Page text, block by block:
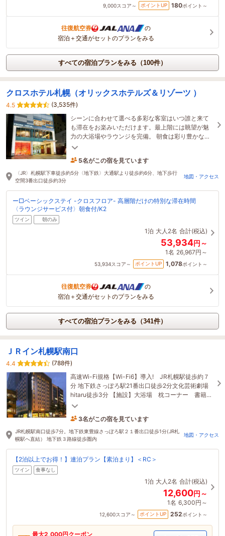
9,000スコア～ ポイントUP 180ポイント～
往復航空券
の
宿泊＋交通がセットのプランをみる
すべての宿泊プランをみる（100件）
クロスホテル札幌（オリックスホテルズ＆リゾーツ ）
4.5
(3,535件)
シーンに合わせて選べる多彩な客室はいつ誰と来て
も滞在をお楽みいただけます。最上階には眺望が魅
力の大浴場やラウンジを完備。 朝食は彩り豊かな野
菜と、和洋食を中心とした約60品が揃うビュッフ
5名がこの宿を見ています
3時間前に予約されました
〈JR〉札幌駅下車徒歩約5分〈地下鉄〉大通駅より徒歩約6分、地下歩行
空間3番出口徒歩約3分
地図・アクセス
ー□ベーシックステイ -クロスフロア- 高層階だけの特別な滞在時間
〈ラウンジサービス付〉朝食付/K2
ツイン 朝のみ
1泊 大人2名 合計(税込)
53,934円～
1名 26,967円～
53,934スコア～ ポイントUP 1,078ポイント～
往復航空券
の
宿泊＋交通がセットのプランをみる
すべての宿泊プランをみる（341件）
ＪＲイン札幌駅南口
4.4
(788件)
高速Wi-Fi規格【Wi-Fi6】導入! JR札幌駅徒歩約７
分 地下鉄さっぽろ駅21番出口徒歩2分文化芸術劇場
hitaru徒歩3分 【施設】大浴場 枕コーナー 書籍ラ
ウンジ コインランドリー
3名がこの宿を見ています
1時間前に予約されました
JR札幌駅南口徒歩7分。地下鉄東豊線さっぽろ駅２１番出口徒歩1分(JR札
幌駅へ直結） 地下鉄３路線徒歩圏内
地図・アクセス
【2泊以上でお得！】連泊プラン【素泊まり】＜RC＞
ツイン 食事なし
1泊 大人2名 合計(税込)
12,600円～
1名 6,300円～
12,600スコア～ ポイントUP 252ポイント～
最大2,000円クーポン